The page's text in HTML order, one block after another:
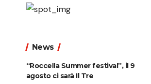
News
“Roccella Summer festival”, il 9
agosto ci sarà Il Tre